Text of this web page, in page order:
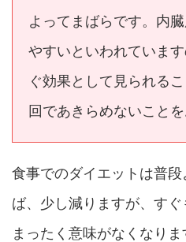
よってまばらです。内
やすいといわれていま
ぐ効果として見られる
回であきらめないことを
食事でのダイエットは普
ば、少し減りますが、す
まったく意味がなくなりま